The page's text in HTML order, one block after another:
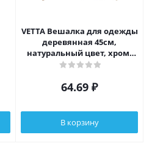
VETTA Вешалка для одежды
деревянная 45см,
натуральный цвет, хром,
ЭКО
64.69 ₽
В корзину